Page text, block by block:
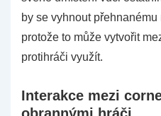
by se vyhnout
protože to může vytvořit
protihráči využít.
Interakce mezi